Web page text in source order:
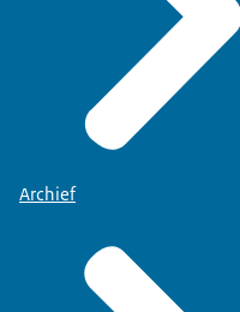
Archief